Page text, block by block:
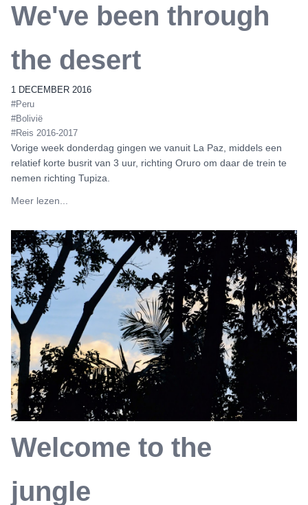
We've been through
the desert
1 DECEMBER 2016
#Peru
#Bolivië
#Reis 2016-2017
Vorige week donderdag gingen we vanuit La Paz, middels een
relatief korte busrit van 3 uur, richting Oruro om daar de trein te
nemen richting Tupiza.
Meer lezen...
Welcome to the
jungle